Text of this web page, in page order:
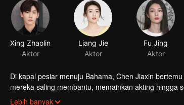
Xing Zhaolin
Aktor
Liang Jie
Aktor
Fu Jing
Aktor
Di kapal pesiar menuju Bahama, Chen Jiaxin
mereka saling membantu, memainkan akting hingga
dalam kehidupan satu sama lain sebagai pasangan
Lebih banyak